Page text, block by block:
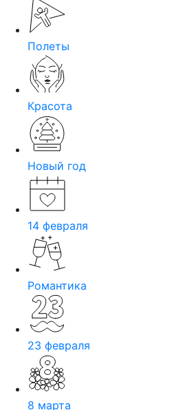
Полеты
Красота
Новый год
14 февраля
Романтика
23 февраля
8 марта